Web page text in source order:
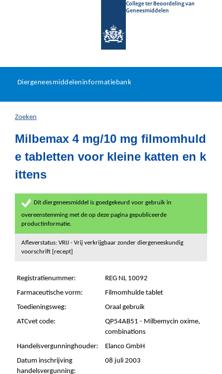
College ter Beoordeling van
Geneesmiddelen
U
hier:
Diergeneesmiddeleninformatiebank
Zoeken
Milbemax 4 mg/10 mg filmomhuld
e tabletten voor kleine katten en k
ittens
Dit diergeneesmiddel is goedgekeurd voor gebruik in
overeenstemming met de op deze pagina gepubliceerde
productinformatie.
Afleverstatus: VRIJ - Vrij verkrijgbaar zonder diergeneeskundig
voorschrift [recept]
Registratienummer:
REG NL 10092
Farmaceutische vorm:
Filmomhulde tablet
Toedieningsweg:
Oraal gebruik
ATCvet code:
QP54AB51 - Milbemycin oxime,
combinations
Handelsvergunninghouder:
Elanco GmbH
Datum inschrijving
handelsvergunning:
08 juli 2003